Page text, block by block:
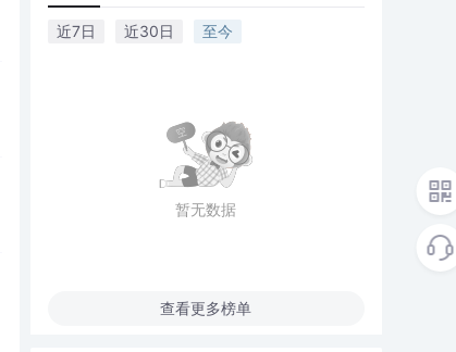
近7日 近30日 至今
暂无数据
查看更多榜单